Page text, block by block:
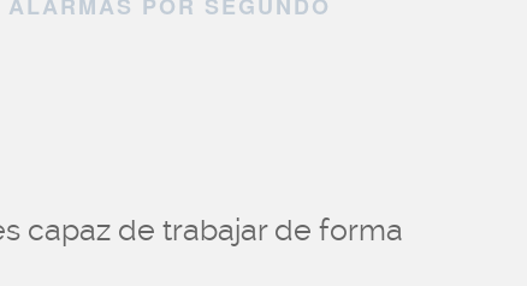
capaz de trabajar de forma